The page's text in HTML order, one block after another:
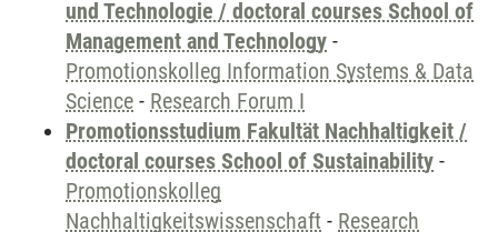
und Technologie / doctoral courses School of
Management and Technology -
Promotionskolleg Information Systems & Data
Science - Research Forum I
Promotionsstudium Fakultät Nachhaltigkeit /
doctoral courses School of Sustainability -
Promotionskolleg
Nachhaltigkeitswissenschaft - Research